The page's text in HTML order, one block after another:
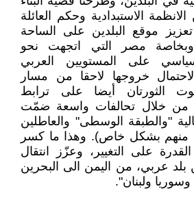
الاستبدادية وحكم العائلة
تعزيز موقع البلدين على الساحة
وبخاصة مصر التي اتجهت نحو
على المستويين العربي
خروجها لاحقا من مسار
الثورتان أيضا على ترابط
من خلال تحالفات واسعة ضمّت
"والطبقة الوسطى" والعاطلين
منهم بشكل خاص). وهذا ما كسر
على التغيير، وعزّز انتقال
بلد عربي، من اليمن الى البحرين
وسوريا ولبنان".